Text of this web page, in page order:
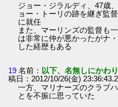
ジョー・ジラルディ、47歳
ョー・トーリの跡を継ぎ監
に就任
また、マーリンズの監督も
は非常に仲が悪かったがナ
した経歴もある
19 名前： 以下、名無しにかわ
稿日：2012/10/26(金)
一方、マリナーズのクラブ
とを不振に思っていた